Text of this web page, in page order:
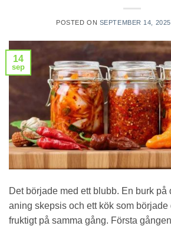
POSTED ON SEPTEMBER 14, 2025
14
sep
Det började med ett blubb. En burk på
aning skepsis och ett kök som började
fruktigt på samma gång. Första